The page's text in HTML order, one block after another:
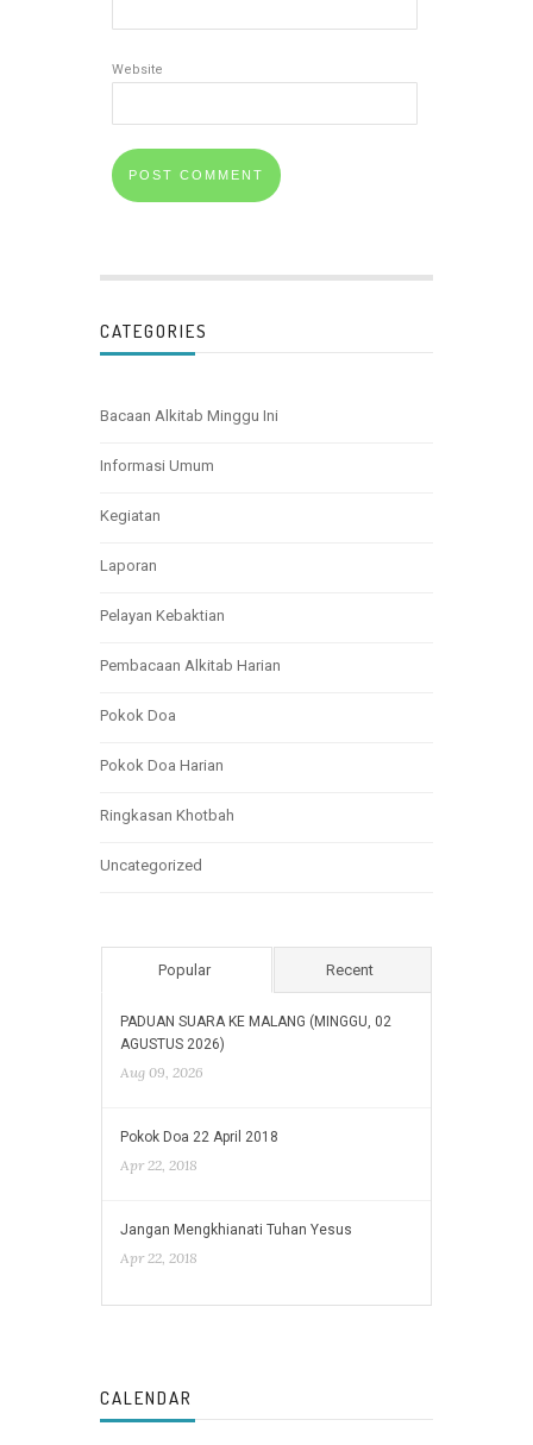
Website
CATEGORIES
Bacaan Alkitab Minggu Ini
Informasi Umum
Kegiatan
Laporan
Pelayan Kebaktian
Pembacaan Alkitab Harian
Pokok Doa
Pokok Doa Harian
Ringkasan Khotbah
Uncategorized
Popular Recent
PADUAN SUARA KE MALANG (MINGGU, 02
AGUSTUS 2026)
Aug 09, 2026
Pokok Doa 22 April 2018
Apr 22, 2018
Jangan Mengkhianati Tuhan Yesus
Apr 22, 2018
CALENDAR